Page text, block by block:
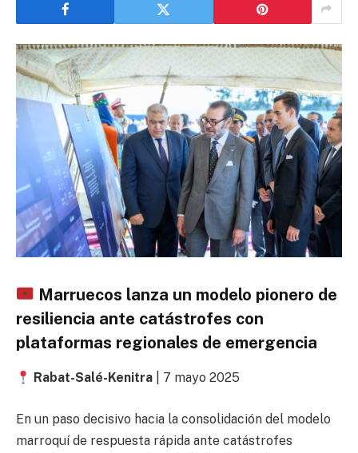
Marruecos lanza un modelo pionero de
resiliencia ante catástrofes con
plataformas regionales de emergencia
Rabat-Salé-Kenitra | 7 mayo 2025
En un paso decisivo hacia la consolidación del modelo
marroquí de respuesta rápida ante catástrofes